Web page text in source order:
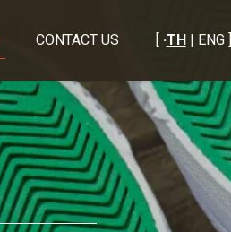
CONTACT US [ ·TH| ENG ]